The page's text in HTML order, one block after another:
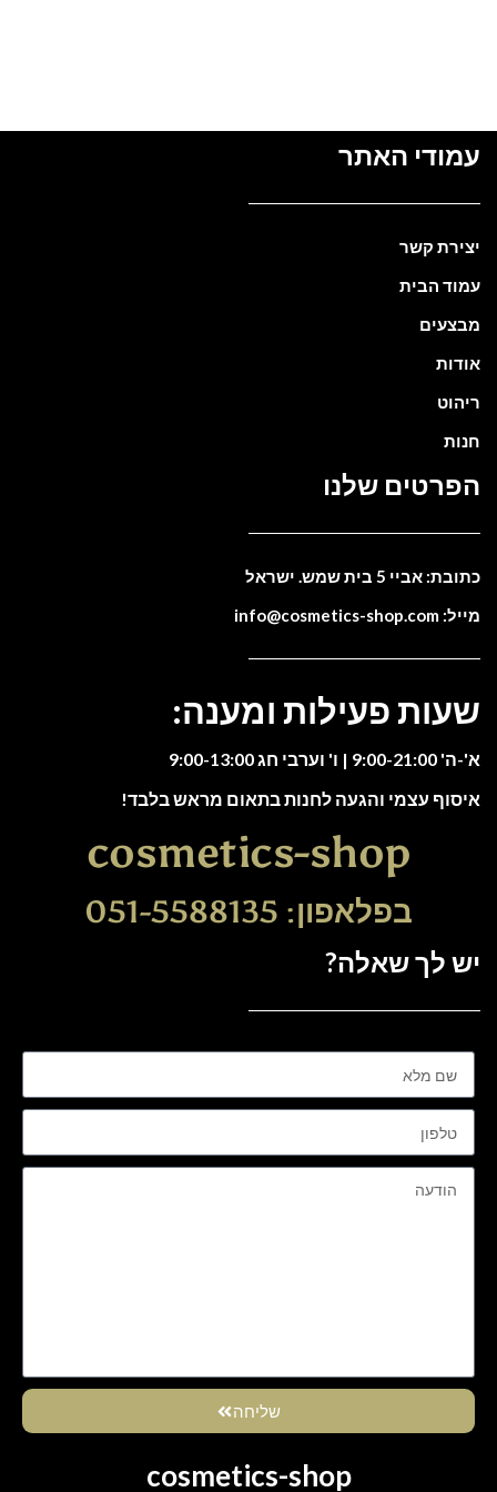
עמודי האתר
יצירת קשר
עמוד הבית
מבצעים
אודות
ריהוט
חנות
הפרטים שלנו
כתובת: אביי 5 בית שמש. ישראל
מייל: info@cosmetics-shop.com
שעות פעילות ומענה:
א'-ה' 9:00-21:00 | ו' וערבי חג 9:00-13:00
איסוף עצמי והגעה לחנות בתאום מראש בלבד!
cosmetics-shop
בפלאפון: 051-5588135
יש לך שאלה?
שליחה
cosmetics-shop